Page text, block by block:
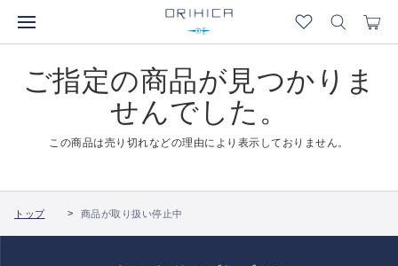
ご指定の商品が見つかりま
せんでした。
この商品は売り切れなどの理由により表示しておりません。
トップ 商品が取り扱い停止中